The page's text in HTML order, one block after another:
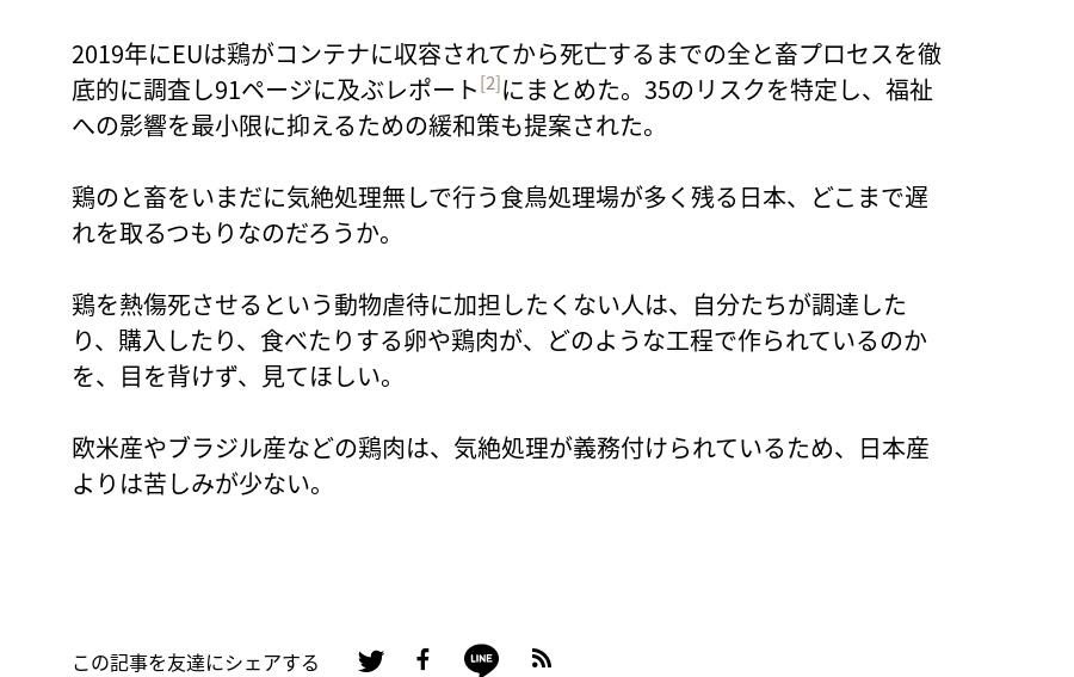
2019年にEUは鶏がコンテナに収容されてから死亡するまでの全と畜プロセスを徹
底的に調査し91ページに及ぶレポート[2]にまとめた。35のリスクを特定し、福祉
への影響を最小限に抑えるための緩和策も提案された。
鶏のと畜をいまだに気絶処理無しで行う食鳥処理場が多く残る日本、どこまで遅
れを取るつもりなのだろうか。
鶏を熱傷死させるという動物虐待に加担したくない人は、自分たちが調達した
り、購入したり、食べたりする卵や鶏肉が、どのような工程で作られているのか
を、目を背けず、見てほしい。
欧米産やブラジル産などの鶏肉は、気絶処理が義務付けられているため、日本産
よりは苦しみが少ない。
この記事を友達にシェアする